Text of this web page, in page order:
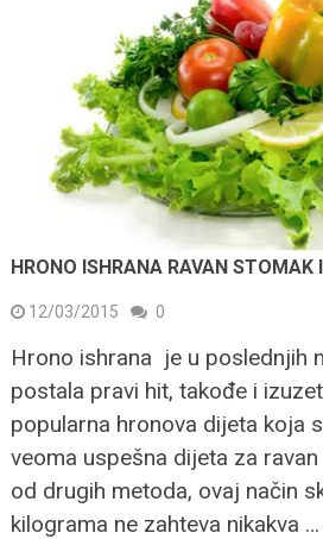
HRONO ISHRANA RAVAN STOMAK
12/03/2015 0
Hrono ishrana je u poslednjih
postala pravi hit, takođe i
popularna hronova dijeta koja
veoma uspešna dijeta za
od drugih metoda, ovaj način
kilograma ne zahteva nikakva …